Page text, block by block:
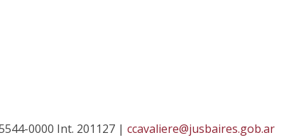
0000 Int. 201127 | ccavaliere@jusbaires.gob.ar